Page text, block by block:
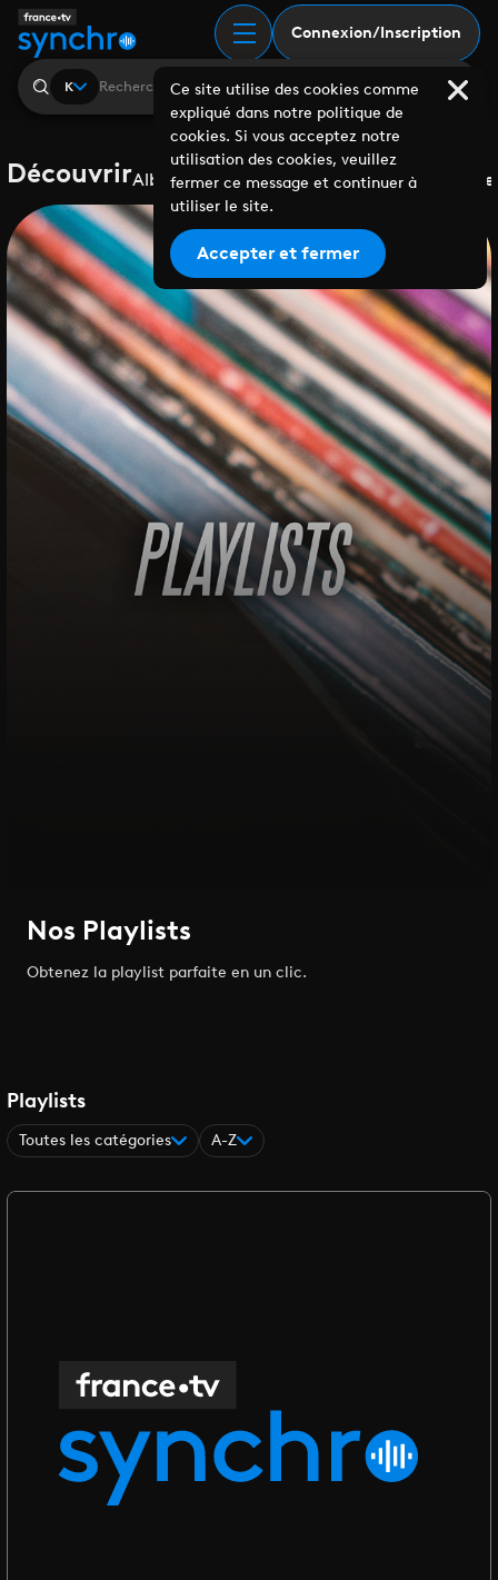
Connexion/Inscription
K
DécouvrirAlbumsPlaylistsCollaborationsLabels Genre
Nos Playlists
Obtenez la playlist parfaite en un clic.
Playlists
Toutes les catégories A-Z
Ce site utilise des cookies comme
expliqué dans notre politique de
cookies. Si vous acceptez notre
utilisation des cookies, veuillez
fermer ce message et continuer à
utiliser le site.
Accepter et fermer